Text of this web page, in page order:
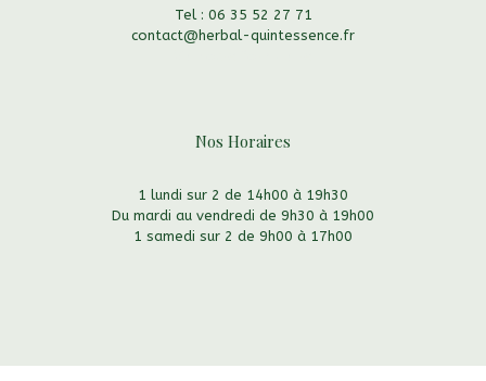
Tel : 06 35 52 27 71
contact@herbal-quintessence.fr
Nos Horaires
1 lundi sur 2 de 14h00 à 19h30
Du mardi au vendredi de 9h30 à 19h00
1 samedi sur 2 de 9h00 à 17h00